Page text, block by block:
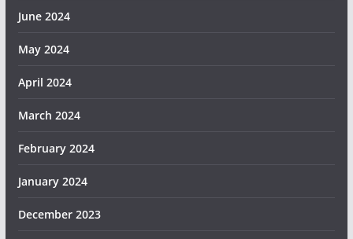
June 2024
May 2024
April 2024
March 2024
February 2024
January 2024
December 2023